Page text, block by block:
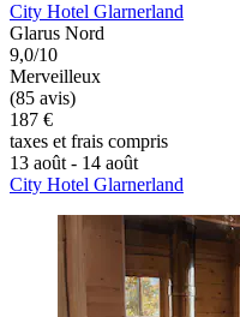
City Hotel Glarnerland
Glarus Nord
9,0/10
Merveilleux
(85 avis)
187 €
taxes et frais compris
13 août - 14 août
City Hotel Glarnerland